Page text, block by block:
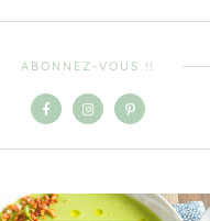
ABONNEZ-VOUS !!